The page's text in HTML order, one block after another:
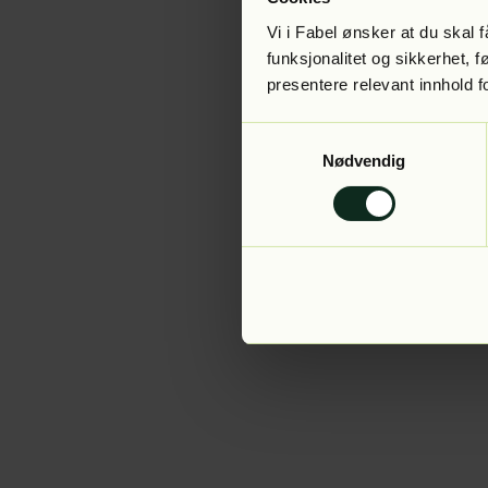
Vi i Fabel ønsker at du skal
funksjonalitet og sikkerhet,
presentere relevant innhold
Nødvendig
Application